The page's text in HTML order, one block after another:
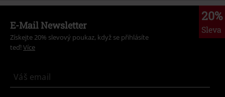
20%
Sleva
E-Mail Newsletter
Získejte 20% slevový poukaz, když se přihlásíte
teď! Více